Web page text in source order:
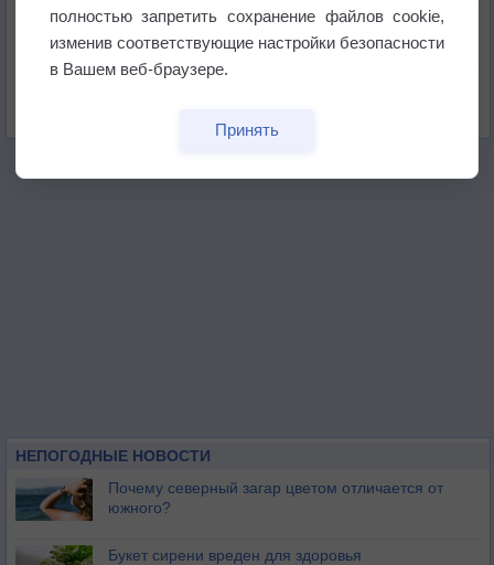
В Приморье обнаружены морские волны тепла
Изменение климата повлияло на ареал обитания
НЕПОГОДНЫЕ НОВОСТИ
Почему северный загар цветом отличается от
южного?
Букет сирени вреден для здоровья
полностью запретить сохранение файлов cookie,
изменив соответствующие настройки безопасности
в Вашем веб-браузере.
Принять